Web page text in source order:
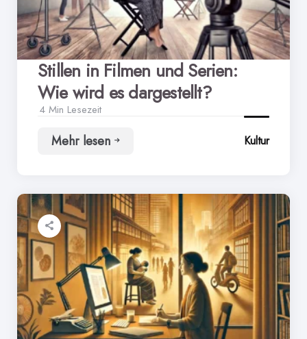
Stillen in Filmen und Serien:
Wie wird es dargestellt?
4 Min Lesezeit
Mehr lesen
Stillen
Serien:
Wie
wird
es
dargestellt?
Kultur